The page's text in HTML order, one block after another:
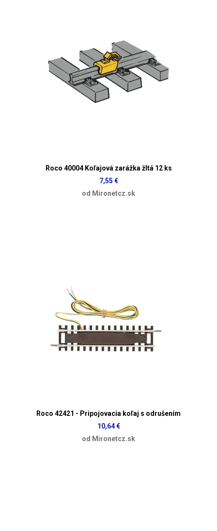
Roco 40004 Koľajová zarážka žltá 12 ks
7,55 €
od Mironetcz.sk
Roco 42421 - Pripojovacia koľaj s odrušením
10,64 €
od Mironetcz.sk